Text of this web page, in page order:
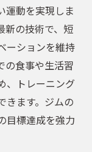
運動を実現しま
新の技術で、短
ーションを維持
の食事や生活習
、トレーニング
きます。ジムの
目標達成を強力